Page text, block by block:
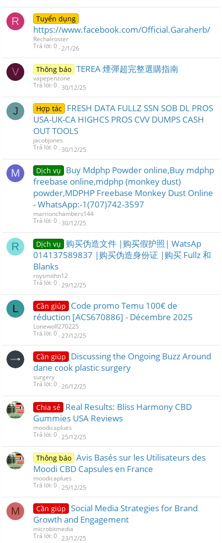
R Tuyển dụng
https://www.facebook.com/Official.Garaherb/
Rechalroster
Trả lời 0 2/1/26
V Thông báo TEREA 煙彈超完整選購指南
vapepenzone
Trả lời 0 30/12/25
J Hợp tác
FRESH DATA FULLZ SSN SOB DL PROS
USA-UK-CA HIGHCS PROS CVV DUMPS CASH
OUT TOOLS
jacobjones
Trả lời 0 30/12/25
M Dịch vụ
Buy Mdphp Powder online,Buy mdphp
freebase online,mdphp (monkey dust)
powder,MDPHP Freebase Monkey Dust Online
- WhatsApp:-1(707)742-3597
marrionchambers144
Trả lời 0 30/12/25
R Dịch vụ
购买伪造文件 |购买假护照| WatsAp
014137589837 |购买伪造身份证 |购买 Fullz 和
Blanks
roysmithn12
Trả lời 0 29/12/25
L Cần giúp
Code promo Temu 100€ de
réduction [ACS670886] - Décembre 2025
Lonewolf270225
Trả lời 0 27/12/25
Cần giúp
Discussing the Ongoing Buzz Around
dane cook plastic surgery
surgery
Trả lời 0 26/12/25
Chia sẻ Real Results: Bliss Harmony CBD
Gummies USA Reviews
moodicaplues
Trả lời 0 25/12/25
Thông báo Avis Basés sur les Utilisateurs des
Moodi CBD Capsules en France
moodicaplues
Trả lời 0 25/12/25
M Cần giúp Social Media Strategies for Brand
Growth and Engagement
microbitmedia
Trả lời 0 23/12/25